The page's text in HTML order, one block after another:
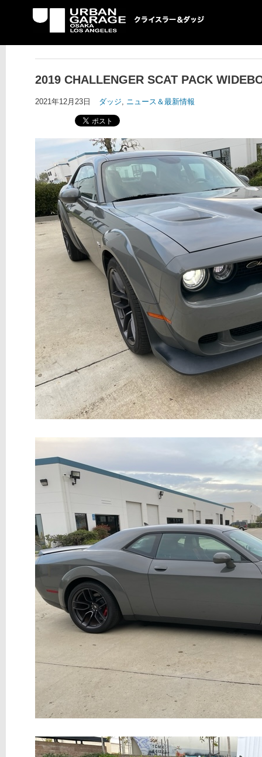
UG クライスラー＆ダ
ッジ専門店
2019 CHALLENGER SCAT PACK
2021年12月23日 ダッジ, ニュース＆最新情報